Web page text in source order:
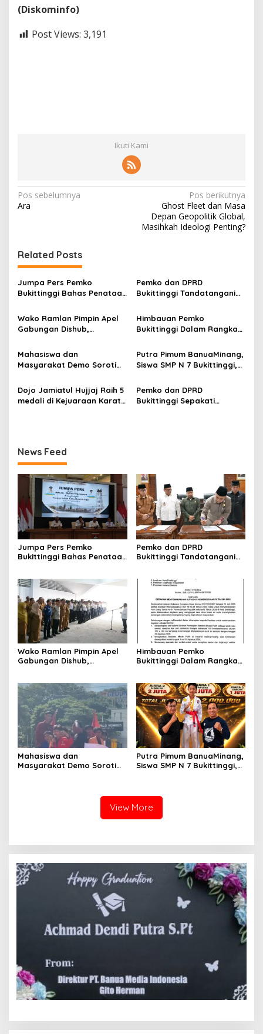
(Diskominfo)
Post Views: 3,191
Ikuti Kami
N
a
i
g
a
s
i
p
s
Pos sebelumnya
Ara
Pos berikutnya
Ghost Fleet dan Masa
Depan Geopolitik Global,
Masihkah Ideologi Penting?
Related Posts
Jumpa Pers Pemko
Bukittinggi Bahas Penataan
Kampus UFDK
Pemko dan DPRD
Bukittinggi Tandatangani
Perubahan KUA-PPAS APBD
2026
Wako Ramlan Pimpin Apel
Gabungan Dishub,
Persiapan Angkutan Gratis
Pelajar
Himbauan Pemko
Bukittinggi Dalam Rangka
Tahun ke-81 Kemerdekaan
Republik Indonesia
Mahasiswa dan
Masyarakat Demo Soroti
PP, GMNI Bukittinggi
Kecewa Wali Kota dan
DPRD Tak Hadir Temui
Putra Pimum BanuaMinang,
Siswa SMP N 7 Bukittinggi,
Festival Komite Pemula
Berat 40 Kg dalam
Kejuaraan Karate Jam
Dojo Jamiatul Hujjaj Raih 5
medali di Kejuaraan Karate
Pemko dan DPRD
Bukittinggi Sepakati
News Feed
Jumpa Pers Pemko
Bukittinggi Bahas Penataan
Pemko dan DPRD
Bukittinggi Tandatangani
2026
Wako Ramlan Pimpin Apel
Gabungan Dishub,
Pelajar
Himbauan Pemko
Bukittinggi Dalam Rangka
Republik Indonesia
Mahasiswa dan
Masyarakat Demo Soroti
Putra Pimum BanuaMinang,
Siswa SMP N 7 Bukittinggi,
Kejuaraan Karate Jam
Gadang Inkanas Bukittinggi
View More